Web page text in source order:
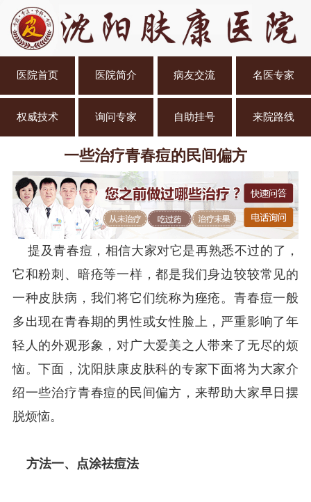
医院首页 医院简介 病友交流 名医专家
权威技术 询问专家 自助挂号 来院路线
一些治疗青春痘的民间偏方
提及青春痘，相信大家对它是再熟悉不过的了，
它和粉刺、暗疮等一样，都是我们身边较较常见的
一种皮肤病，我们将它们统称为痤疮。青春痘一般
多出现在青春期的男性或女性脸上，严重影响了年
轻人的外观形象，对广大爱美之人带来了无尽的烦
恼。下面，沈阳肤康皮肤科的专家下面将为大家介
绍一些治疗青春痘的民间偏方，来帮助大家早日摆
脱烦恼。
方法一、点涂祛痘法